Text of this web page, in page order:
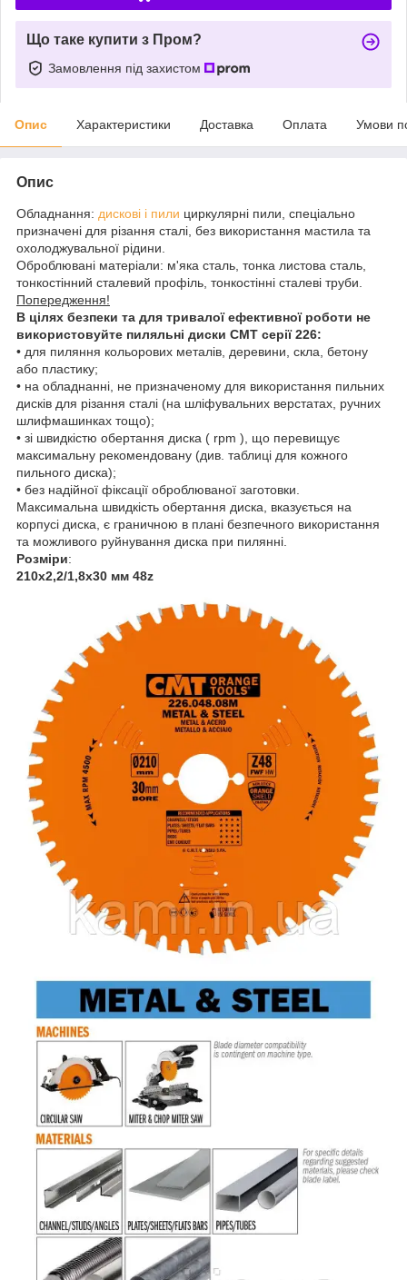
Що таке купити з Пром?
Замовлення під захистом
Опис Характеристики Доставка Оплата Умови
Опис
Обладнання: дискові і пили циркулярні пили, спеціально
призначені для різання сталі, без використання мастила та
охолоджувальної рідини.
Оброблювані матеріали: м'яка сталь, тонка листова сталь,
тонкостінний сталевий профіль, тонкостінні сталеві труби.
Попередження!
В цілях безпеки та для тривалої ефективної роботи не
використовуйте пиляльні диски СМТ серії 226:
• для пиляння кольорових металів, деревини, скла, бетону
або пластику;
• на обладнанні, не призначеному для використання пильних
дисків для різання сталі (на шліфувальних верстатах, ручних
шлифмашинках тощо);
• зі швидкістю обертання диска ( rpm ), що перевищує
максимальну рекомендовану (див. таблиці для кожного
пильного диска);
• без надійної фіксації оброблюваної заготовки.
Максимальна швидкість обертання диска, вказується на
корпусі диска, є граничною в плані безпечного використання
та можливого руйнування диска при пилянні.
Розміри:
210х2,2/1,8х30 мм 48z